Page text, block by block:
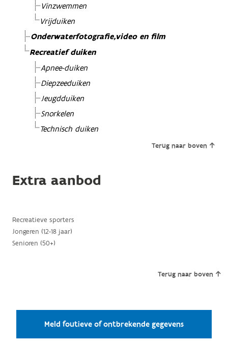
Vinzwemmen
Vrijduiken
Onderwaterfotografie,video en film
Recreatief duiken
Apnee-duiken
Diepzeeduiken
Jeugdduiken
Snorkelen
Technisch duiken
Terug naar boven
Extra aanbod
Recreatieve sporters
Jongeren (12-18 jaar)
Senioren (50+)
Terug naar boven
Meld foutieve of ontbrekende gegevens